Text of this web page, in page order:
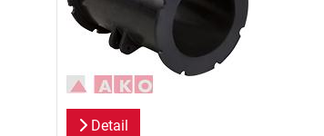
Detail